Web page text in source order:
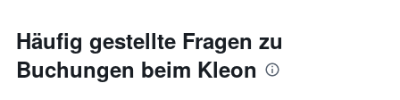
Häufig gestellte Fragen zu
Buchungen beim Kleon